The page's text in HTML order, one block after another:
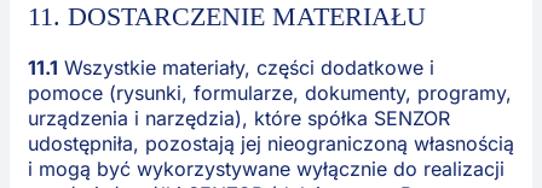
11. DOSTARCZENIE MATERIAŁU
11.1 Wszystkie materiały, części dodatkowe i
pomoce (rysunki, formularze, dokumenty, programy,
urządzenia i narzędzia), które spółka SENZOR
udostępniła, pozostają jej nieograniczoną własnością
i mogą być wykorzystywane wyłącznie do realizacji